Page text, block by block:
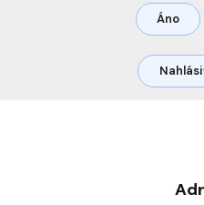
Áno